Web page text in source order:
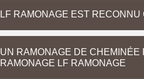
LF RAMONAGE EST
UN RAMONAGE DE CHEMINÉE
RAMONAGE LF RAMONAGE